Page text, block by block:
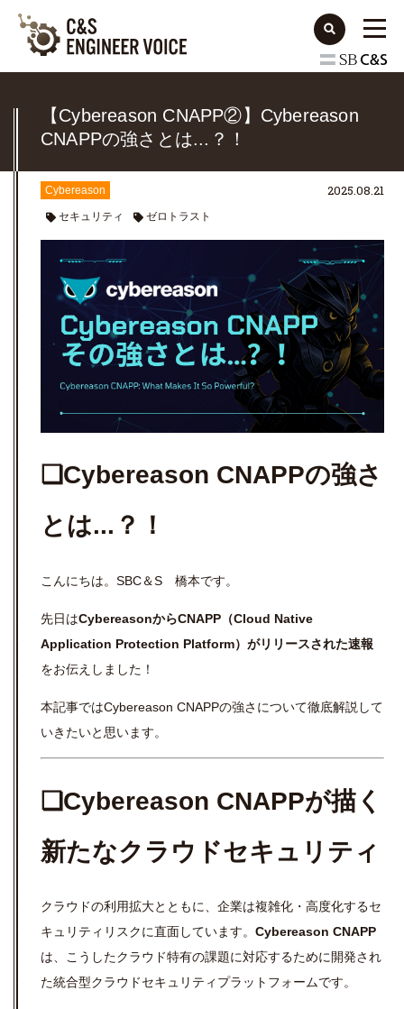
【Cybereason CNAPP②】Cybereason
CNAPPの強さとは...？！
Cybereason
セキュリティ ゼロトラスト
2025.08.21
❏Cybereason CNAPPの強さ
とは...？！
こんにちは。SBC＆S 橋本です。
先日はCybereasonからCNAPP（Cloud Native
Application Protection Platform）がリリースされた速報
をお伝えしました！
本記事ではCybereason CNAPPの強さについて徹底解説して
いきたいと思います。
❏Cybereason CNAPPが描く
新たなクラウドセキュリティ
クラウドの利用拡大とともに、企業は複雑化・高度化するセ
キュリティリスクに直面しています。 Cybereason CNAPP
は、こうしたクラウド特有の課題に対応するために開発され
た統合型クラウドセキュリティプラットフォームです。